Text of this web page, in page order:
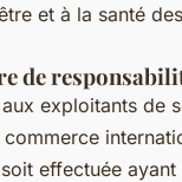
et à la santé
de
exploitants de
soit effectuée